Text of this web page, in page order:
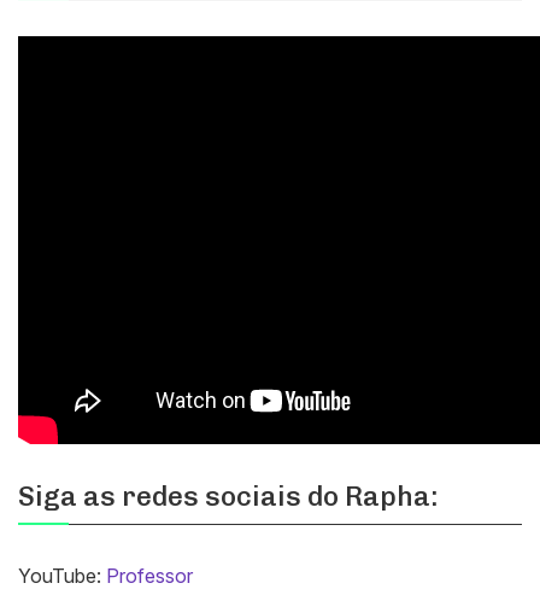
Siga as redes sociais do Rapha:
YouTube: Professor